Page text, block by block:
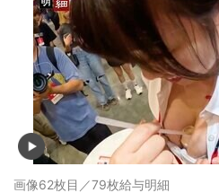
画像62枚目／79枚給与明細